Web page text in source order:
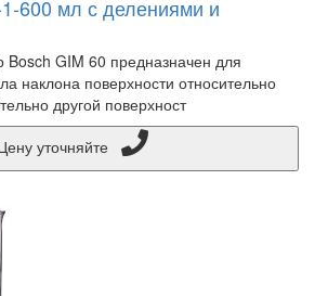
600 мл с делениями и
Bosch GIM 60 предназначен для
наклона поверхности относительно
другой поверхност